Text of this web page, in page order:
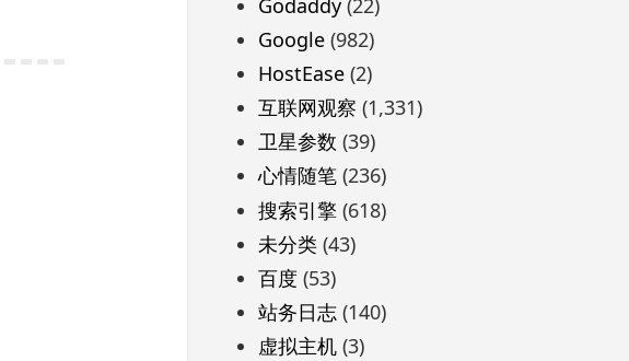
Google(982)
HostEase(2)
互联网观察 (1,331)
卫星参数 (39)
心情随笔(236)
搜索引擎 (618)
未分类(43)
百度 (53)
站务日志(140)
虚拟主机(3)